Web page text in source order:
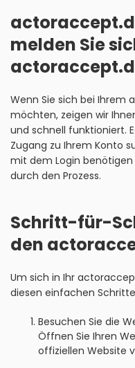
melden Sie
Wenn Sie sich bei Ihrem
möchten, zeigen wir
und schnell funktioniert.
Zugang zu Ihrem Konto
mit dem Login
durch den Prozess.
Schritt-für-
den
Um sich in Ihr
diesen einfachen
Besuchen Sie die
Öffnen Sie Ihren
offiziellen Website